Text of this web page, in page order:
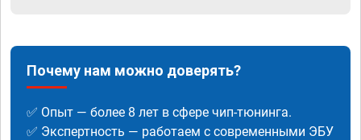
Почему нам можно доверять?
✅ Опыт — более 8 лет в сфере чип-тюнинга.
✅ Экспертность — работаем с современными ЭБУ